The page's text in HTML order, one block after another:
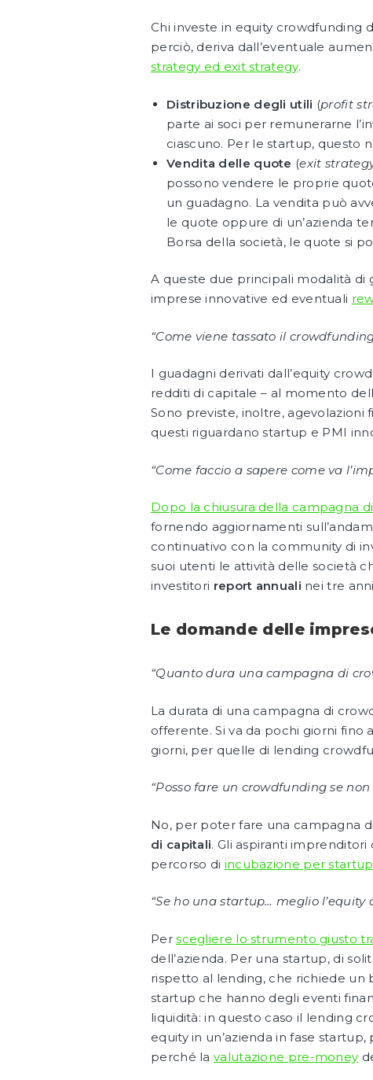
Chi investe in equity crowdfunding
perciò, deriva dall’eventuale
strategy ed exit strategy.
Distribuzione degli utili (profit
parte ai soci per remunerarne
ciascuno. Per le startup, questo
Vendita delle quote (exit
possono vendere le proprie
un guadagno. La vendita può
le quote oppure di un’azienda
Borsa della società, le quote si
A queste due principali modalità di
imprese innovative ed eventuali
“Come viene tassato il
I guadagni derivati dall’equity
redditi di capitale – al momento
Sono previste, inoltre,
questi riguardano startup e PMI
“Come faccio a sapere come va
Dopo la chiusura della campagna
fornendo aggiornamenti
continuativo con la community di
suoi utenti le attività delle società
investitori report annuali nei tre
Le domande delle
“Quanto dura una campagna di
La durata di una campagna di
offerente. Si va da pochi giorni fino
giorni, per quelle di lending
“Posso fare un crowdfunding se
No, per poter fare una campagna
di capitali. Gli aspiranti
percorso di incubazione per startup
“Se ho una startup… meglio
Perscegliere lo strumento giusto
dell’azienda. Per una startup, di
rispetto al lending, che richiede un
startup che hanno degli eventi
liquidità: in questo caso il lending
equity in un’azienda in fase
perché lavalutazione pre-money